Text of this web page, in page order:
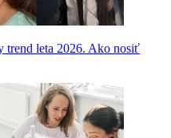
trend leta 2026. Ako nosiť